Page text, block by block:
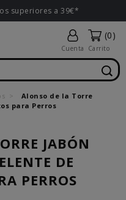
superiores a 39€*
Cuenta
(0)
Carrito
Alonso de la Torre
para Perros
JABÓN
DE
PERROS